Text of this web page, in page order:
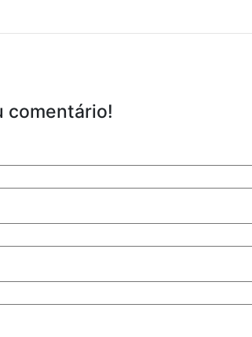
comentário!